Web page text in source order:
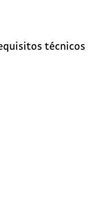
técnicos